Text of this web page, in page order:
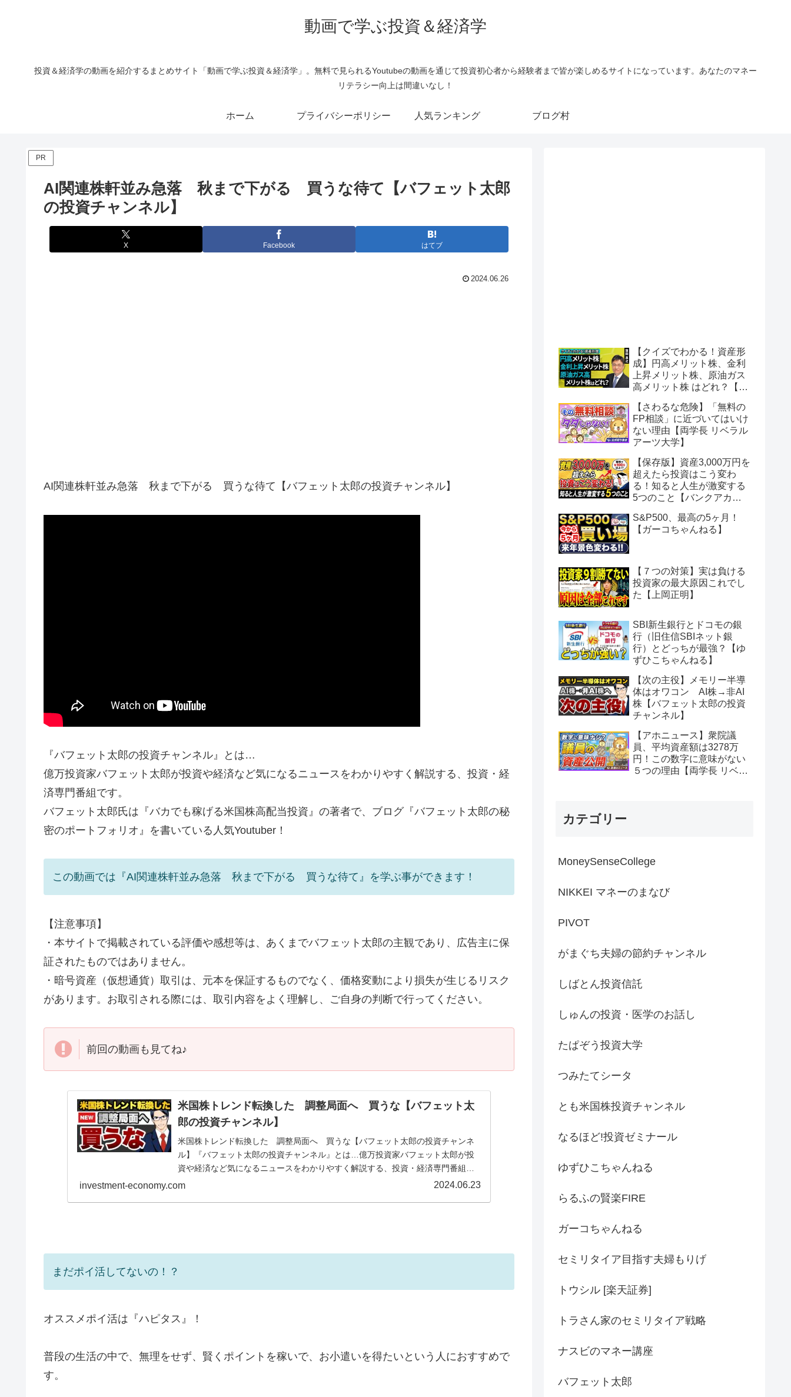
動画で学ぶ投資＆経済学
投資＆経済学の動画を紹介するまとめサイト「動画で学ぶ投資＆経済学」。無料で見られるYoutubeの動画を通じて投資初心者から経験者まで皆が楽しめるサイトになっています。あなたのマネー
リテラシー向上は間違いなし！
ホーム プライバシーポリシー 人気ランキング ブログ村
PR
AI関連株軒並み急落 秋まで下がる 買うな待て【バフェット太郎
の投資チャンネル】
X Facebook はてブ
2024.06.26
AI関連株軒並み急落 秋まで下がる 買うな待て【バフェット太郎の投資チャンネル】
『バフェット太郎の投資チャンネル』とは…
億万投資家バフェット太郎が投資や経済など気になるニュースをわかりやすく解説する、投資・経
済専門番組です。
バフェット太郎氏は『バカでも稼げる米国株高配当投資』の著者で、ブログ『バフェット太郎の秘
密のポートフォリオ』を書いている人気Youtuber！
この動画では『AI関連株軒並み急落 秋まで下がる 買うな待て』を学ぶ事ができます！
【注意事項】
・本サイトで掲載されている評価や感想等は、あくまでバフェット太郎の主観であり、広告主に保
証されたものではありません。
・暗号資産（仮想通貨）取引は、元本を保証するものでなく、価格変動により損失が生じるリスク
があります。お取引される際には、取引内容をよく理解し、ご自身の判断で行ってください。
前回の動画も見てね♪
米国株トレンド転換した 調整局面へ 買うな【バフェット太
郎の投資チャンネル】
米国株トレンド転換した 調整局面へ 買うな【バフェット太郎の投資チャンネ
ル】『バフェット太郎の投資チャンネル』とは…億万投資家バフェット太郎が投
資や経済など気になるニュースをわかりやすく解説する、投資・経済専門番組で
す。バフェット太郎氏は『...
investment-economy.com 2024.06.23
まだポイ活してないの！？
オススメポイ活は『ハピタス』！
普段の生活の中で、無理をせず、賢くポイントを稼いで、お小遣いを得たいという人におすすめで
す。
【クイズでわかる！資産形
成】円高メリット株、金利
上昇メリット株、原油ガス
高メリット株 はどれ？【ト
【さわるな危険】「無料の
FP相談」に近づいてはいけ
ない理由【両学長 リベラル
アーツ大学】
【保存版】資産3,000万円を
超えたら投資はこう変わ
る！知ると人生が激変する
5つのこと【バンクアカデ
S&P500、最高の5ヶ月！
【ガーコちゃんねる】
【７つの対策】実は負ける
投資家の最大原因これでし
た【上岡正明】
SBI新生銀行とドコモの銀
行（旧住信SBIネット銀
行）とどっちが最強？【ゆ
ずひこちゃんねる】
【次の主役】メモリー半導
体はオワコン AI株→非AI
株【バフェット太郎の投資
チャンネル】
【アホニュース】衆院議
員、平均資産額は3278万
円！この数字に意味がない
５つの理由【両学長 リベラ
カテゴリー
MoneySenseCollege
NIKKEI マネーのまなび
PIVOT
がまぐち夫婦の節約チャンネル
しばとん投資信託
しゅんの投資・医学のお話し
たぱぞう投資大学
つみたてシータ
とも米国株投資チャンネル
なるほど!投資ゼミナール
ゆずひこちゃんねる
らるふの賢楽FIRE
ガーコちゃんねる
セミリタイア目指す夫婦もりげ
トウシル [楽天証券]
トラさん家のセミリタイア戦略
ナスビのマネー講座
バフェット太郎